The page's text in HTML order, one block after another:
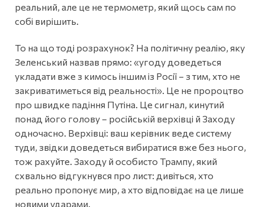
реальний, але це не термометр, який щось сам по
собі вирішить.
То на що тоді розрахунок? На політичну реалію, яку
Зеленський назвав прямо: «угоду доведеться
укладати вже з кимось іншим із Росії – з тим, хто не
закриватиметься від реальності». Це не пророцтво
про швидке падіння Путіна. Це сигнал, кинутий
понад його голову – російській верхівці й Заходу
одночасно. Верхівці: ваш керівник веде систему
туди, звідки доведеться вибиратися вже без нього,
тож рахуйте. Заходу й особисто Трампу, який
схвально відгукнувся про лист: дивіться, хто
реально пропонує мир, а хто відповідає на це лише
новими ударами.